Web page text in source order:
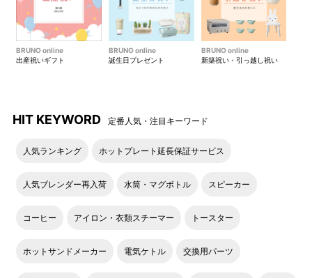
BRUNO online
出産祝いギフト
BRUNO online
誕生日プレゼント
BRUNO online
新築祝い・引っ越し祝い
HIT KEYWORD 定番人気・注目キーワード
人気ランキング ホットプレート延長保証サービス
人気ブレンダー再入荷 水筒・マグボトル スピーカー
コーヒー アイロン・衣類スチーマー トースター
ホットサンドメーカー 電気ケトル 交換用パーツ